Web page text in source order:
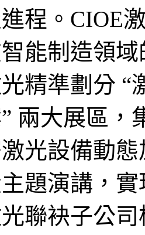
程。CIOE
能制造領
精準劃分 “
兩大展區，
光設備動
題演講，
聯袂子公